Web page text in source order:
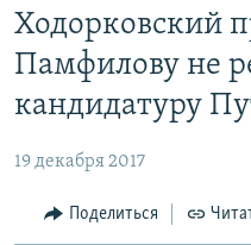
доступа
Вернуться
основному
Вернутся
ПОДКАСТЫ
АВТОРСКИЕ ПРОЕКТЫ
МНЕНИЯ
КУЛЬТУРА
Ходорковский
Памфилову не
кандидатуру
19 декабря 2017
Поделиться